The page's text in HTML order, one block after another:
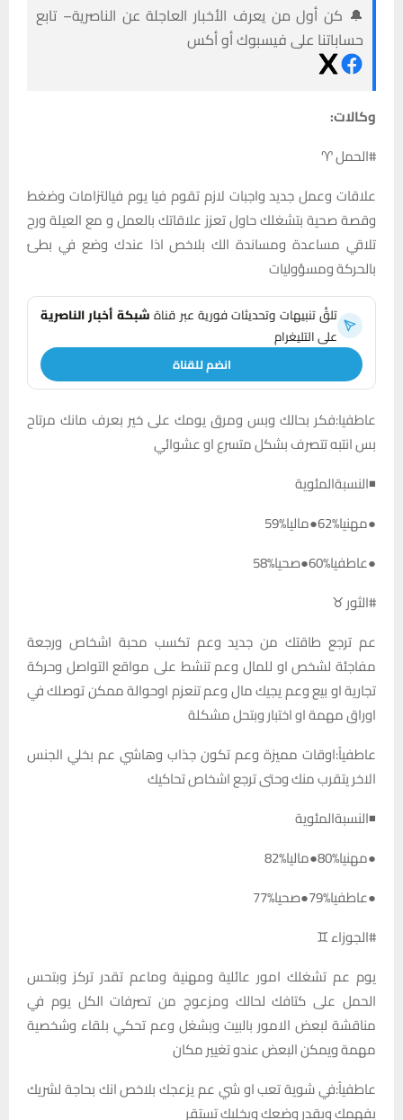
🔔 كن أول من يعرف الأخبار العاجلة عن الناصرية– تابع
حساباتنا على فيسبوك أو أكس
وكالات:
#الحمل ♈
علاقات وعمل جديد واجبات لازم تقوم فيا يوم فيالتزامات وضغط
وقصة صحية بتشغلك حاول تعزز علاقاتك بالعمل و مع العيلة ورح
تلاقي مساعدة ومساندة الك بلاخص اذا عندك وضع في بطئ
بالحركة ومسؤوليات
تلقَّ تنبيهات وتحديثات فورية عبر قناةشبكة أخبار الناصرية
على التليغرام
انضم للقناة
عاطفيا:فكر بحالك وبس ومرق يومك على خير بعرف مانك مرتاح
بس انتبه تتصرف بشكل متسرع او عشوائي
◾النسبةالمئوية
●مهنيا%62●ماليا%59
●عاطفيا%60●صحيا%58
#الثور ♉
عم ترجع طاقتك من جديد وعم تكسب محبة اشخاص ورجعة
مفاجئة لشخص او للمال وعم تنشط على مواقع التواصل وحركة
تجارية او بيع وعم يجيك مال وعم تنعزم اوحوالة ممكن توصلك في
اوراق مهمة او اختبار وبتحل مشكلة
عاطفياً:اوقات مميزة وعم تكون جذاب وهاشي عم بخلي الجنس
الاخر يتقرب منك وحتى ترجع اشخاص تحاكيك
◾النسبةالمئوية
●مهنيا%80●ماليا%82
●عاطفيا%79●صحيا%77
#الجوزاء ♊
يوم عم تشغلك امور عائلية ومهنية وماعم تقدر تركز وبتحس
الحمل على كتافك لحالك ومزعوج من تصرفات الكل يوم في
مناقشة لبعض الامور بالبيت وبشغل وعم تحكي بلقاء وشخصية
مهمة ويمكن البعض عندو تغيير مكان
عاطفياً:في شوية تعب او شي عم يزعجك بلاخص انك بحاجة لشريك
يفهمك ويقدر وضعك ويخليك تستقر